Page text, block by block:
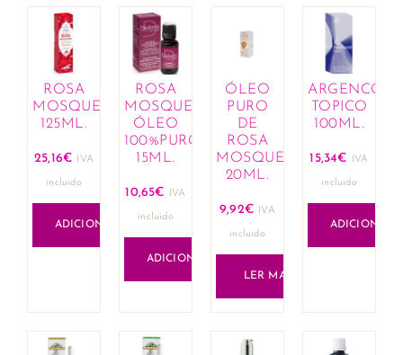
ROSA
MOSQUETA
125ML.
25,16€ IVA
incluido
ADICIONAR
ROSA
MOSQUETA
ÓLEO
100%PURO
15ML.
10,65€ IVA
incluido
ADICIONAR
ÓLEO
PURO
DE
ROSA
MOSQUETA
20ML.
9,92€ IVA
incluido
LER MAIS
ARGENCOL
TOPICO
100ML.
15,34€ IVA
incluido
ADICIONAR